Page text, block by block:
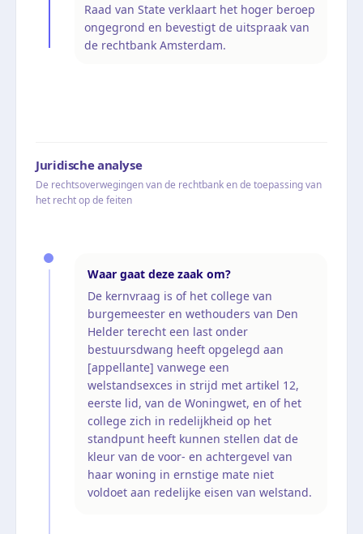
Raad van State verklaart het hoger beroep
ongegrond en bevestigt de uitspraak van
de rechtbank Amsterdam.
Juridische analyse
De rechtsoverwegingen van de rechtbank en de toepassing van
het recht op de feiten
Waar gaat deze zaak om?
De kernvraag is of het college van
burgemeester en wethouders van Den
Helder terecht een last onder
bestuursdwang heeft opgelegd aan
[appellante] vanwege een
welstandsexces in strijd met artikel 12,
eerste lid, van de Woningwet, en of het
college zich in redelijkheid op het
standpunt heeft kunnen stellen dat de
kleur van de voor- en achtergevel van
haar woning in ernstige mate niet
voldoet aan redelijke eisen van welstand.